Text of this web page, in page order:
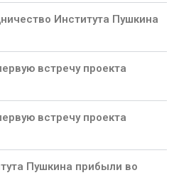
Института Пушкина
встречу проекта
встречу проекта
Пушкина прибыли во